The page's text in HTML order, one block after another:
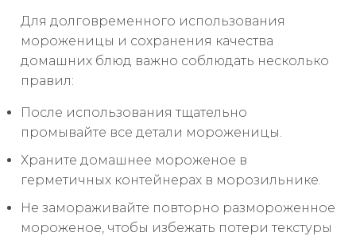
Для долговременного использования
мороженицы и сохранения качества
домашних блюд важно соблюдать несколько
правил:
После использования тщательно
промывайте все детали мороженицы.
Храните домашнее мороженое в
герметичных контейнерах в морозильнике.
Не замораживайте повторно размороженное
мороженое, чтобы избежать потери текстуры